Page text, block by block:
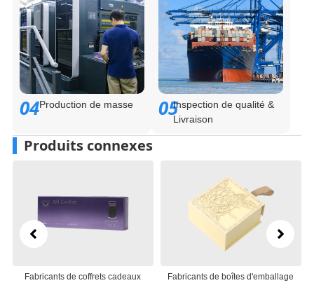
04Production de masse 05Inspection de qualité &
Livraison
Produits connexes
cadeaux
Fabricants de boîtes d'emballage
Fabricants